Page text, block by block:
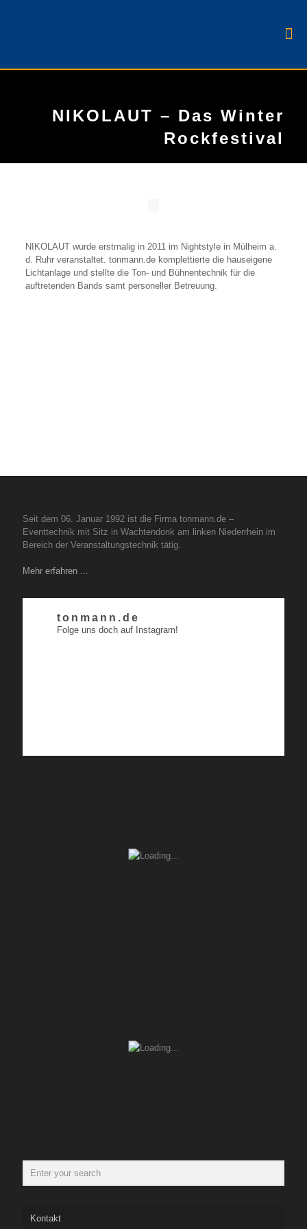
NIKOLAUT – Das Winter
Rockfestival
NIKOLAUT wurde erstmalig in 2011 im Nightstyle in Mülheim a.
d. Ruhr veranstaltet. tonmann.de komplettierte die hauseigene
Lichtanlage und stellte die Ton- und Bühnentechnik für die
auftretenden Bands samt personeller Betreuung.
Seit dem 06. Januar 1992 ist die Firma tonmann.de –
Eventtechnik mit Sitz in Wachtendonk am linken Niederrhein im
Bereich der Veranstaltungstechnik tätig.
Mehr erfahren ...
tonmann.de
Folge uns doch auf Instagram!
Kontakt